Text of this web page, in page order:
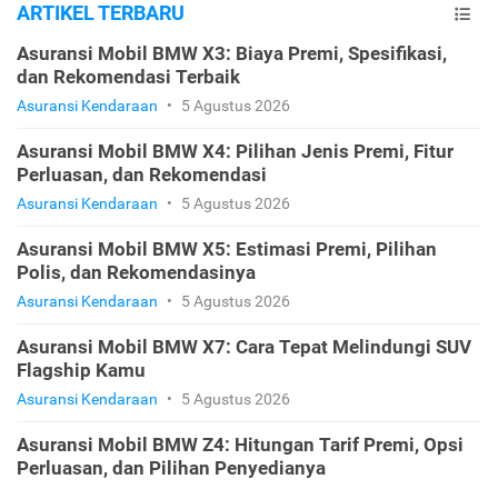
ARTIKEL TERBARU
Asuransi Mobil BMW X3: Biaya Premi, Spesifikasi,
dan Rekomendasi Terbaik
Asuransi Kendaraan • 5 Agustus 2026
Asuransi Mobil BMW X4: Pilihan Jenis Premi, Fitur
Perluasan, dan Rekomendasi
Asuransi Kendaraan • 5 Agustus 2026
Asuransi Mobil BMW X5: Estimasi Premi, Pilihan
Polis, dan Rekomendasinya
Asuransi Kendaraan • 5 Agustus 2026
Asuransi Mobil BMW X7: Cara Tepat Melindungi SUV
Flagship Kamu
Asuransi Kendaraan • 5 Agustus 2026
Asuransi Mobil BMW Z4: Hitungan Tarif Premi, Opsi
Perluasan, dan Pilihan Penyedianya